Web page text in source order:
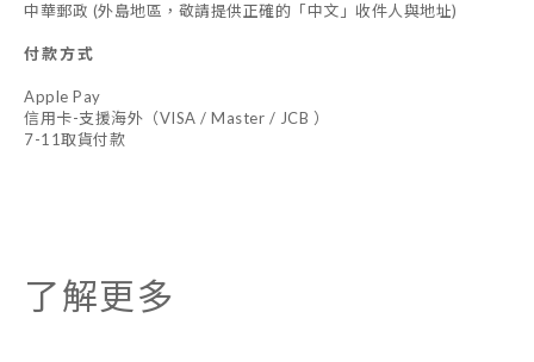
中華郵政 (外島地區，敬請提供正確的「中文」收件人與地址)
付款方式
Apple Pay
信用卡-支援海外（VISA / Master / JCB ）
7-11取貨付款
了解更多